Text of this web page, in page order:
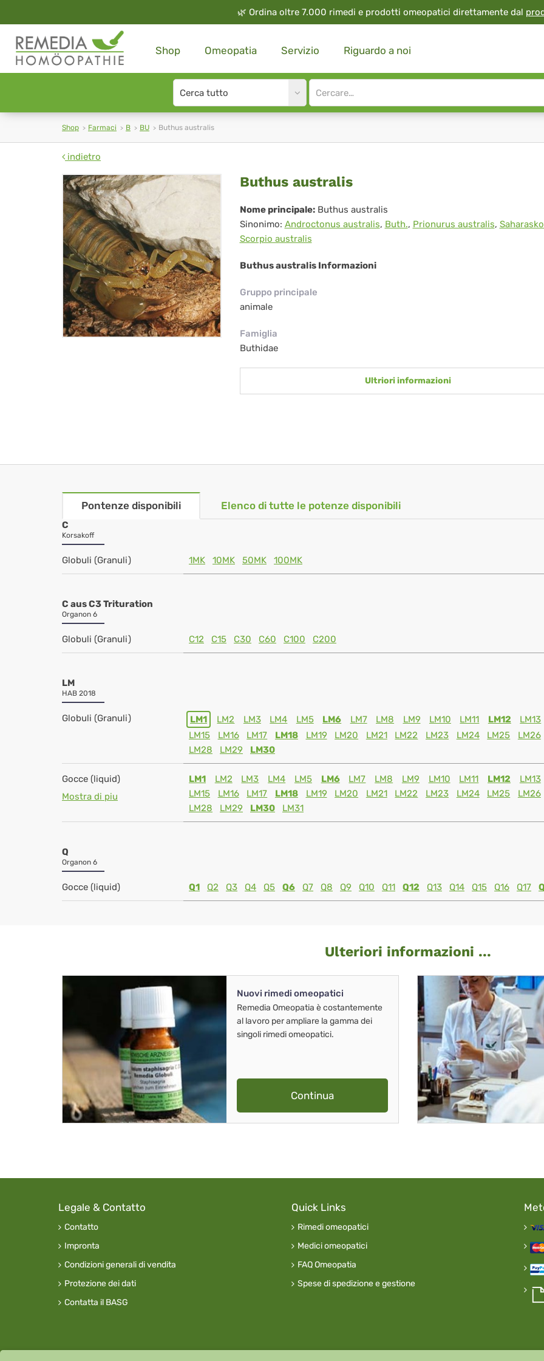
🌿 Ordina oltre 7.000 rimedi e prodotti omeopatici direttamente dal
Shop Omeopatia Servizio Riguardo a noi
Search
type
Site
search
Shop Farmaci B BU Buthus australis
indietro
Buthus
australis
Buthus australis
Nome principale: Buthus australis
Sinonimo: Androctonus australis, Buth., Prionurus australis,
Scorpio australis
Buthus australis Informazioni
Gruppo principale
animale
Famiglia
Buthidae
Ultriori informazioni
Pontenze disponibili Elenco di tutte le potenze disponibili
C
Korsakoff
Globuli (Granuli) 1MK 10MK 50MK 100MK
C aus C3 Trituration
Organon 6
Globuli (Granuli) C12 C15 C30 C60 C100 C200
LM
HAB 2018
Globuli (Granuli) LM1 LM2 LM3 LM4 LM5 LM6 LM7 LM8 LM9 LM10 LM11 LM12 LM13
LM15
LM16 LM17 LM18 LM19 LM20 LM21 LM22 LM23 LM24 LM25 LM26
LM28
LM29 LM30
Gocce (liquid)
Mostra di piu
LM1 LM2 LM3 LM4 LM5 LM6 LM7 LM8 LM9 LM10 LM11 LM12 LM13
LM15
LM16 LM17 LM18 LM19 LM20 LM21 LM22 LM23 LM24 LM25 LM26
LM28
LM29 LM30 LM31
Q
Organon 6
Gocce (liquid) Q1 Q2 Q3 Q4 Q5 Q6 Q7 Q8 Q9 Q10 Q11 Q12 Q13 Q14 Q15 Q16 Q17
Ulteriori informazioni ...
Nuovi rimedi omeopatici
Remedia Omeopatia è costantemente
al lavoro per ampliare la gamma dei
singoli rimedi omeopatici.
Continua
Legale & Contatto
Contatto
Impronta
Condizioni generali di vendita
Protezione dei dati
Contatta il BASG
Quick Links
Rimedi omeopatici
Medici omeopatici
FAQ Omeopatia
Spese di spedizione e gestione